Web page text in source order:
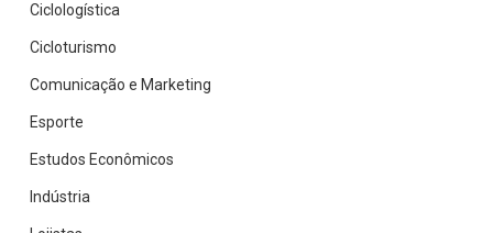
Ciclologística
Cicloturismo
Comunicação e Marketing
Esporte
Estudos Econômicos
Indústria